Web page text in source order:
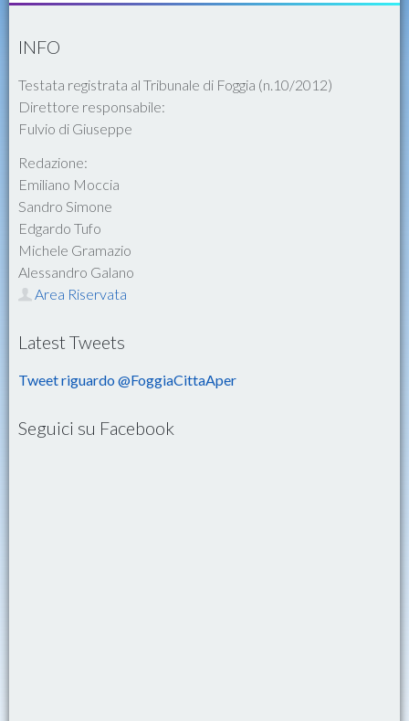
INFO
Testata registrata al Tribunale di Foggia (n.10/2012)
Direttore responsabile:
Fulvio di Giuseppe
Redazione:
Emiliano Moccia
Sandro Simone
Edgardo Tufo
Michele Gramazio
Alessandro Galano
Area Riservata
Latest Tweets
Tweet riguardo @FoggiaCittaAper
Seguici su Facebook